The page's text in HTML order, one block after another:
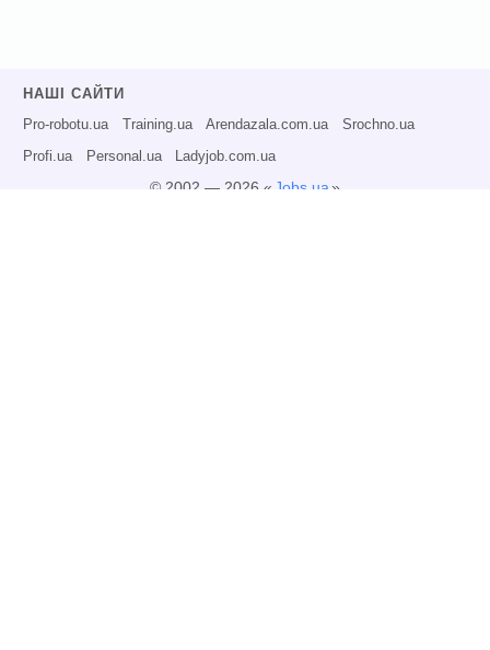
НАШІ САЙТИ
Pro-robotu.ua Training.ua Arendazala.com.ua Srochno.ua
Profi.ua Personal.ua Ladyjob.com.ua
© 2002 — 2026 « Jobs.ua»